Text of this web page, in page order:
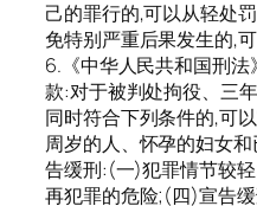
己的罪行的,可以从轻处
免特别严重后果发生的,可
6.《中华人民共和国刑
款:对于被判处拘役、三
同时符合下列条件的,可
周岁的人、怀孕的妇女
告缓刑:(一)犯罪情节较
再犯罪的危险;(四)宣告